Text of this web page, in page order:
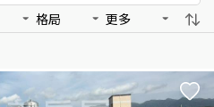
格局 更多